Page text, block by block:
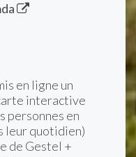
en ligne un
interactive
personnes en
leur quotidien)
de Gestel +